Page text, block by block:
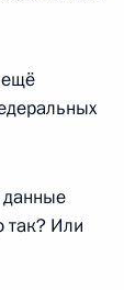
ещё
данные
так? Или